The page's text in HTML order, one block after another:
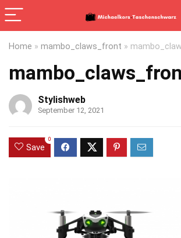
Home » mambo_claws_front »
Stylishweb
September 12, 2021
Save
0